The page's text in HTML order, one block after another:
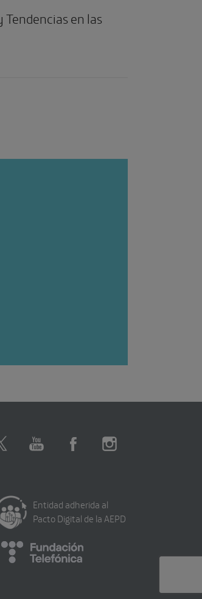
en las
Entidad adherida al
Pacto Digital de la AEPD